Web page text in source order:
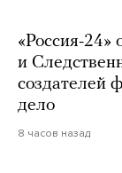
«Россия-24»
и
создателей
дело
8 часов назад